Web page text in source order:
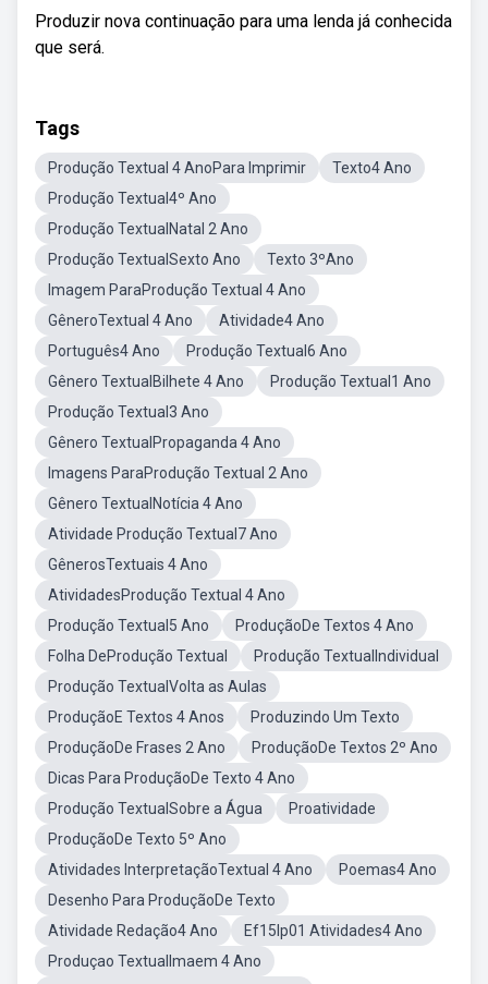
Produzir nova continuação para uma lenda já conhecida
que será.
Tags
Produção Textual 4 AnoPara Imprimir
Texto4 Ano
Produção Textual4º Ano
Produção TextualNatal 2 Ano
Produção TextualSexto Ano
Texto 3ºAno
Imagem ParaProdução Textual 4 Ano
GêneroTextual 4 Ano
Atividade4 Ano
Português4 Ano
Produção Textual6 Ano
Gênero TextualBilhete 4 Ano
Produção Textual1 Ano
Produção Textual3 Ano
Gênero TextualPropaganda 4 Ano
Imagens ParaProdução Textual 2 Ano
Gênero TextualNotícia 4 Ano
Atividade Produção Textual7 Ano
GênerosTextuais 4 Ano
AtividadesProdução Textual 4 Ano
Produção Textual5 Ano
ProduçãoDe Textos 4 Ano
Folha DeProdução Textual
Produção TextualIndividual
Produção TextualVolta as Aulas
ProduçãoE Textos 4 Anos
Produzindo Um Texto
ProduçãoDe Frases 2 Ano
ProduçãoDe Textos 2º Ano
Dicas Para ProduçãoDe Texto 4 Ano
Produção TextualSobre a Água
Proatividade
ProduçãoDe Texto 5º Ano
Atividades InterpretaçãoTextual 4 Ano
Poemas4 Ano
Desenho Para ProduçãoDe Texto
Atividade Redação4 Ano
Ef15lp01 Atividades4 Ano
Produçao TextualImaem 4 Ano